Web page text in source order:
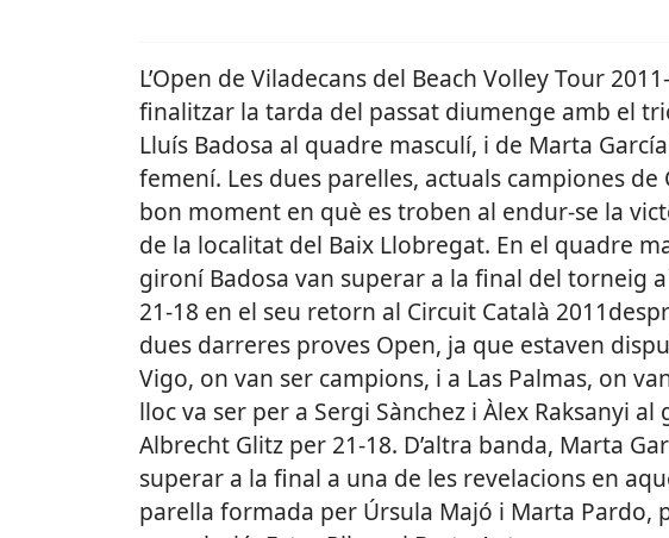
L’Open de Viladecans del Beach Volley Tour
finalitzar la tarda del passat diumenge amb el
Lluís Badosa al quadre masculí, i de Marta
femení. Les dues parelles, actuals campiones
bon moment en què es troben al endur-se la
de la localitat del Baix Llobregat. En el quadre
gironí Badosa van superar a la final del torneig
21-18 en el seu retorn al Circuit Català
dues darreres proves Open, ja que estaven
Vigo, on van ser campions, i a Las Palmas, on
lloc va ser per a Sergi Sànchez i Àlex Raksanyi
Albrecht Glitz per 21-18. D’altra banda, Marta
superar a la final a una de les revelacions en
parella formada per Úrsula Majó i Marta Pardo,